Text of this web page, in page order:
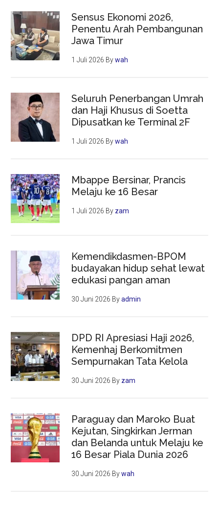
Sensus Ekonomi 2026,
Penentu Arah Pembangunan
Jawa Timur
1 Juli 2026 Bywah
Seluruh Penerbangan Umrah
dan Haji Khusus di Soetta
Dipusatkan ke Terminal 2F
1 Juli 2026 Bywah
Mbappe Bersinar, Prancis
Melaju ke 16 Besar
1 Juli 2026 By zam
Kemendikdasmen-BPOM
budayakan hidup sehat lewat
edukasi pangan aman
30 Juni 2026 Byadmin
DPD RI Apresiasi Haji 2026,
Kemenhaj Berkomitmen
Sempurnakan Tata Kelola
30 Juni 2026 By zam
Paraguay dan Maroko Buat
Kejutan, Singkirkan Jerman
dan Belanda untuk Melaju ke
16 Besar Piala Dunia 2026
30 Juni 2026 Bywah